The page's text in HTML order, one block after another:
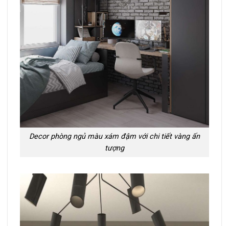
Decor phòng ngủ màu xám đậm với chi tiết vàng ấn
tượng